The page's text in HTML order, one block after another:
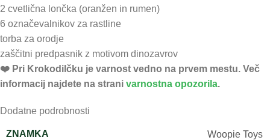
2 cvetlična lončka (oranžen in rumen)
6 označevalnikov za rastline
torba za orodje
zaščitni predpasnik z motivom dinozavrov
❤️ ️Pri Krokodilčku je varnost vedno na prvem mestu. Več
informacij najdete na strani varnostna opozorila.
Dodatne podrobnosti
ZNAMKA Woopie Toys